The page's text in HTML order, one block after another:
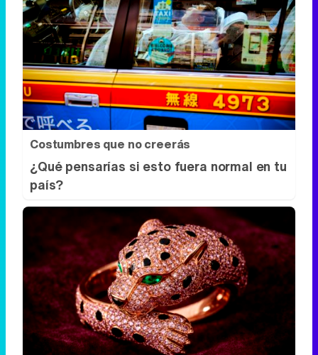
Costumbres que no creerás
¿Qué pensarías si esto fuera normal en tu
país?